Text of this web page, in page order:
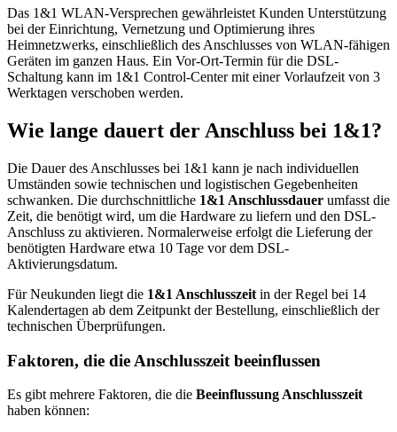
Das 1&1 WLAN-Versprechen gewährleistet Kunden Unterstützung
bei der Einrichtung, Vernetzung und Optimierung ihres
Heimnetzwerks, einschließlich des Anschlusses von WLAN-fähigen
Geräten im ganzen Haus. Ein Vor-Ort-Termin für die DSL-
Schaltung kann im 1&1 Control-Center mit einer Vorlaufzeit von 3
Werktagen verschoben werden.
Wie lange dauert der Anschluss bei 1&1?
Die Dauer des Anschlusses bei 1&1 kann je nach individuellen
Umständen sowie technischen und logistischen Gegebenheiten
schwanken. Die durchschnittliche 1&1 Anschlussdauer umfasst die
Zeit, die benötigt wird, um die Hardware zu liefern und den DSL-
Anschluss zu aktivieren. Normalerweise erfolgt die Lieferung der
benötigten Hardware etwa 10 Tage vor dem DSL-
Aktivierungsdatum.
Für Neukunden liegt die 1&1 Anschlusszeit in der Regel bei 14
Kalendertagen ab dem Zeitpunkt der Bestellung, einschließlich der
technischen Überprüfungen.
Faktoren, die die Anschlusszeit beeinflussen
Es gibt mehrere Faktoren, die die Beeinflussung Anschlusszeit
haben können: